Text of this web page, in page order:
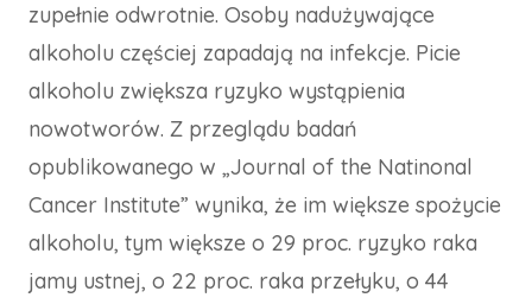
zupełnie odwrotnie. Osoby nadużywające
alkoholu częściej zapadają na infekcje. Picie
alkoholu zwiększa ryzyko wystąpienia
nowotworów. Z przeglądu badań
opublikowanego w „Journal of the Natinonal
Cancer Institute” wynika, że im większe spożycie
alkoholu, tym większe o 29 proc. ryzyko raka
jamy ustnej, o 22 proc. raka przełyku, o 44